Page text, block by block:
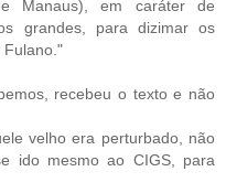
Manaus), em caráter de
grandes, para dizimar os
Fulano."
recebeu o texto e não
velho era perturbado, não
ido mesmo ao CIGS, para